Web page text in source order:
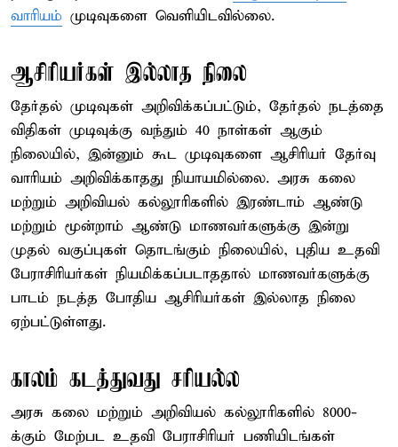
வாரியம் முடிவுகளை வெளியிடவில்லை.
ஆசிரியர்கள் இல்லாத நிலை
தேர்தல் முடிவுகள் அறிவிக்கப்பட்டும், தேர்தல் நடத்தை
விதிகள் முடிவுக்கு வந்தும் 40 நாள்கள் ஆகும்
நிலையில், இன்னும் கூட முடிவுகளை ஆசிரியர் தேர்வு
வாரியம் அறிவிக்காதது நியாயமில்லை. அரசு கலை
மற்றும் அறிவியல் கல்லூரிகளில் இரண்டாம் ஆண்டு
மற்றும் மூன்றாம் ஆண்டு மாணவர்களுக்கு இன்று
முதல் வகுப்புகள் தொடங்கும் நிலையில், புதிய உதவி
பேராசிரியர்கள் நியமிக்கப்படாததால் மாணவர்களுக்கு
பாடம் நடத்த போதிய ஆசிரியர்கள் இல்லாத நிலை
ஏற்பட்டுள்ளது.
காலம் கடத்துவது சரியல்ல
அரசு கலை மற்றும் அறிவியல் கல்லூரிகளில் 8000-
க்கும் மேற்பட உதவி பேராசிரியர் பணியிடங்கள்